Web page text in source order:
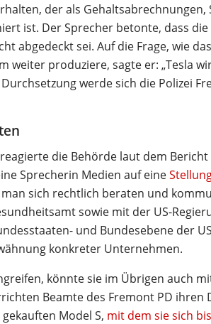
der als Gehaltsabrechnungen,
ist. Der Sprecher betonte, dass
abgedeckt sei. Auf die Frage, wie
weiter produziere, sagte er: „Tesla
werde sich die Polizei
die Behörde laut dem
Sprecherin Medien auf eine
sich rechtlich beraten und
sowie mit der US-
und Bundesebene der
konkreter Unternehmen.
könnte sie im Übrigen auch
Beamte des Fremont PD ihren
Model S, mit dem sie sich